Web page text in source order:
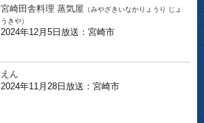
宮崎田舎料理 蒸気屋 （みやざきいなかりょうり じょ
うきや）
2024年12月5日放送：宮崎市
えん
2024年11月28日放送：宮崎市